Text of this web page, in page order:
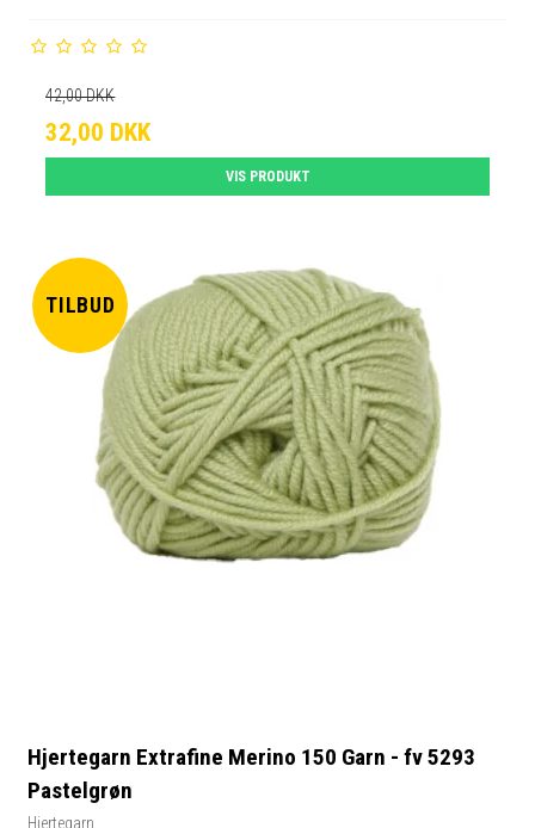
42,00 DKK
32,00 DKK
VIS PRODUKT
TILBUD
Hjertegarn Extrafine Merino 150 Garn - fv 5293
Pastelgrøn
Hjertegarn